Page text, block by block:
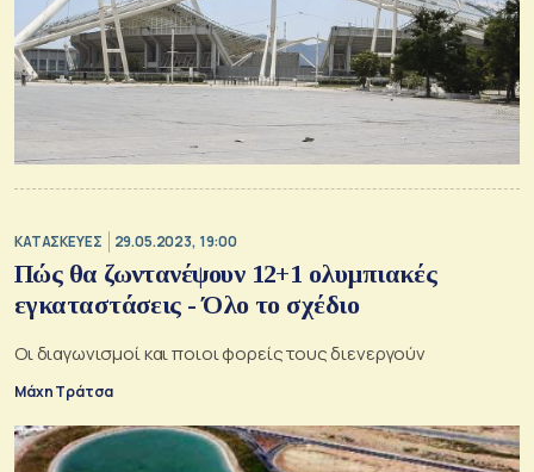
ΚΑΤΑΣΚΕΥΕΣ 29.05.2023, 19:00
Πώς θα ζωντανέψουν 12+1 ολυμπιακές
εγκαταστάσεις - Όλο το σχέδιο
Οι διαγωνισμοί και ποιοι φορείς τους διενεργούν
Μάχη Τράτσα